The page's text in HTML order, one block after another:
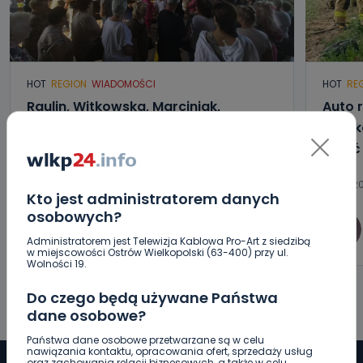
Kto jest administratorem danych
osobowych?
Administratorem jest Telewizja Kablowa Pro-Art z siedzibą
w miejscowości Ostrów Wielkopolski (63-400) przy ul.
Wolności 19.
Do czego będą używane Państwa
dane osobowe?
Państwa dane osobowe przetwarzane są w celu
nawiązania kontaktu, opracowania ofert, sprzedaży usług
HOT REGION WIADOMOŚCI
Raulin, Witkowska, Marciniak,
dzień drugi [FOTO]
Aleksandra Barczak
HOT
Auto
wyjść